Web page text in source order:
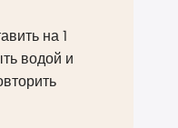
на 1
водой и